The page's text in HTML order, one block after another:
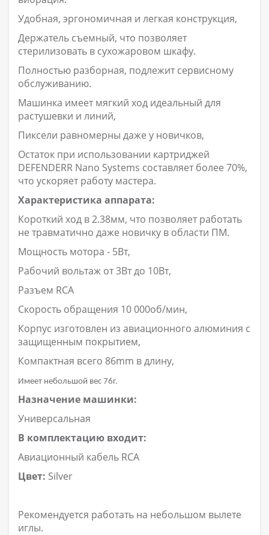
Удобная, эргономичная и легкая конструкция,
Держатель съемный, что позволяет
стерилизовать в сухожаровом шкафу.
Полностью разборная, подлежит сервисному
обслуживанию.
Машинка имеет мягкий ход идеальный для
растушевки и линий,
Пиксели равномерны даже у новичков,
Остаток при использовании картриджей
DEFENDERR Nano Systems составляет более 70%,
что ускоряет работу мастера.
Характеристика аппарата:
Короткий ход в 2.38мм, что позволяет работать
не травматично даже новичку в области ПМ.
Мощность мотора - 5Вт,
Рабочий вольтаж от 3Вт до 10Вт,
Разъем RCA
Скорость обращения 10 000об/мин,
Корпус изготовлен из авиационного алюминия с
защищенным покрытием,
Компактная всего 86mm в длину,
Имеет небольшой вес 76г.
Назначение машинки:
Универсальная
В комплектацию входит:
Авиационный кабель RCA
Цвет: Silver
Рекомендуется работать на небольшом вылете
иглы.